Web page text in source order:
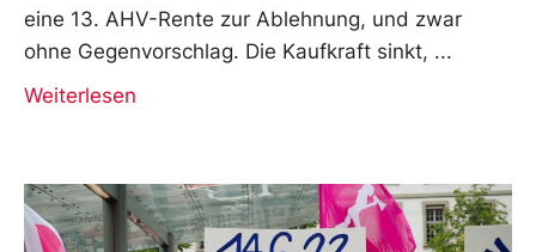
eine 13. AHV-Rente zur Ablehnung, und zwar
ohne Gegenvorschlag. Die Kaufkraft sinkt,
Weiterlesen